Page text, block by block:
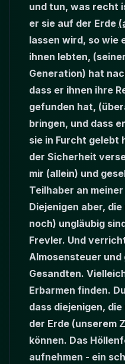
und tun, was recht
er sie auf der Erde
lassen wird, so wie
ihnen lebten,
Generation) hat
dass er ihnen ihre
gefunden hat,
bringen, und dass
sie in Furcht gelebt
der Sicherheit
mir (allein) und
Teilhaber an
Diejenigen aber,
noch) ungläubig
Frevler. Und
Almosensteuer
Gesandten.
Erbarmen finden.
dass diejenigen,
der Erde (unserem
können. Das
aufnehmen - ein